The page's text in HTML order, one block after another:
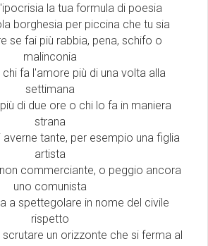
la tua formula di poesia
borghesia per piccina che tu sia
se fai più rabbia, pena, schifo o
malinconia
fa l'amore più di una volta alla
settimana
di due ore o chi lo fa in maniera
strana
averne tante, per esempio una figlia
artista
commerciante, o peggio ancora
uno comunista
a spettegolare in nome del civile
rispetto
un orizzonte che si ferma al